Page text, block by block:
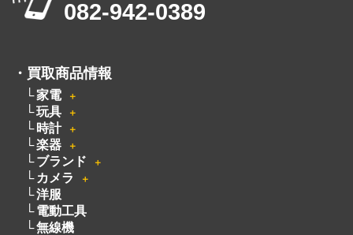
082-942-0389
・ 買取商品情報
家電 ＋
玩具 ＋
時計 ＋
楽器 ＋
ブランド ＋
カメラ ＋
洋服
電動工具
無線機